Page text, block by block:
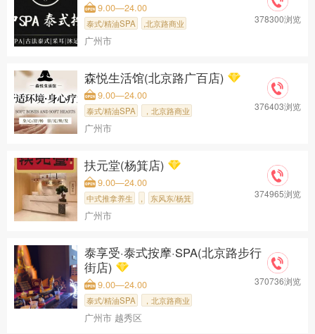
9.00—24.00
泰式/精油SPA ,北京路商业
广州市
378300浏览
森悦生活馆(北京路广百店)
9.00—24.00
泰式/精油SPA ，北京路商业
广州市
376403浏览
扶元堂(杨箕店)
9.00—24.00
中式推拿养生 , 东风东/杨箕
广州市
374965浏览
泰享受·泰式按摩·SPA(北京路步行
街店)
9.00—24.00
泰式/精油SPA ，北京路商业
广州市 越秀区
370736浏览